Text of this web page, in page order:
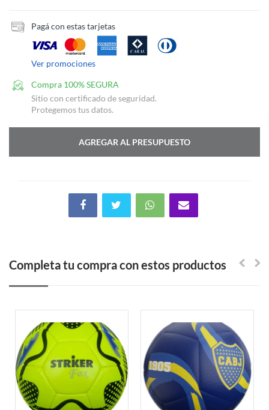
Pagá con estas tarjetas
Ver promociones
Compra 100% SEGURA
Sitio con certificado de seguridad.
Protegemos tus datos.
AGREGAR AL PRESUPUESTO
Completa tu compra con estos productos